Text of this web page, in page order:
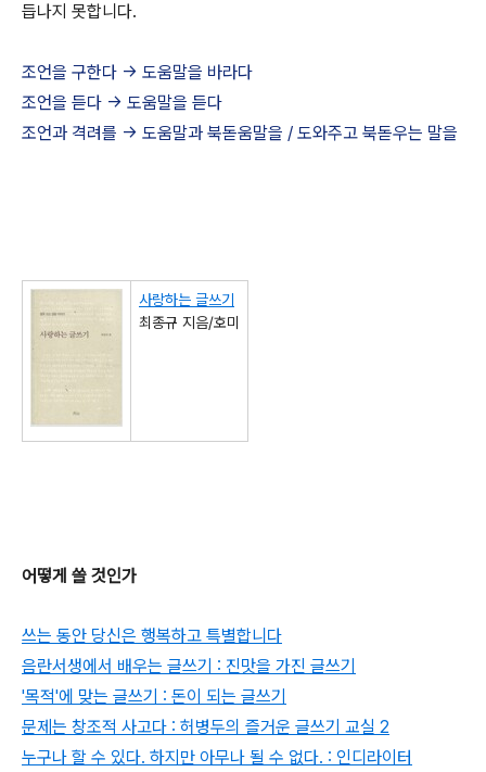
듭나지 못합니다.
조언을 구한다 -> 도움말을 바라다
조언을 듣다 -> 도움말을 듣다
조언과 격려를 -> 도움말과 북돋움말을 / 도와주고 북돋우는 말을
사랑하는 글쓰기
최종규 지음/호미
어떻게 쓸 것인가
쓰는 동안 당신은 행복하고 특별합니다
음란서생에서 배우는 글쓰기 : 진맛을 가진 글쓰기
'목적'에 맞는 글쓰기 : 돈이 되는 글쓰기
문제는 창조적 사고다 : 허병두의 즐거운 글쓰기 교실 2
누구나 할 수 있다. 하지만 아무나 될 수 없다. : 인디라이터